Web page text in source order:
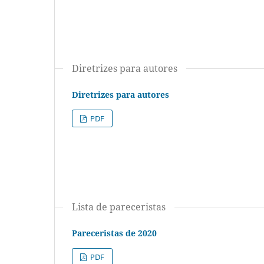
Diretrizes para autores
Diretrizes para autores
PDF
Lista de pareceristas
Pareceristas de 2020
PDF